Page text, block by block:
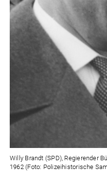
Willy Brandt (SPD), Regierender
1962 (Foto: Polizeihistorische